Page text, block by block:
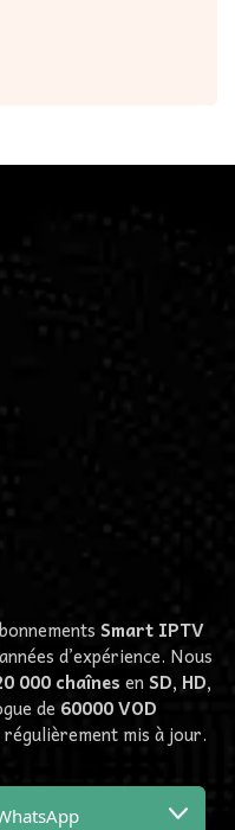
Smart IPTV
d’expérience. Nous
000 chaînes en SD, HD,
de 60000VOD
mis à jour.